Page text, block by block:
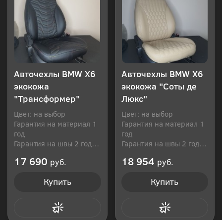
Авточехлы BMW Х6
экокожа
"Трансформер"
Цвет: на выбор
Гарантия на материал 1
год
Гарантия на швы 2 года
17 690 руб.
Купить
Авточехлы BMW Х6
экокожа "Соты де
Люкс"
Цвет: на выбор
Гарантия на материал 1
год
Гарантия на швы 2 года
18 954 руб.
Купить